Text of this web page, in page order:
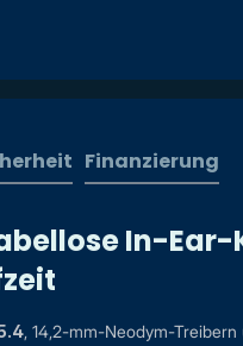
Finanzierung
In-
, 14,2-mm-Neodym-